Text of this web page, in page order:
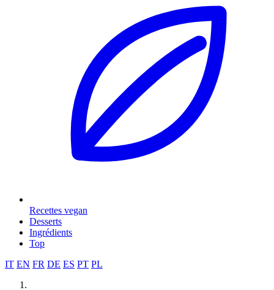
Recettes vegan
Desserts
Ingrédients
Top
IT EN FR DE ES PT PL